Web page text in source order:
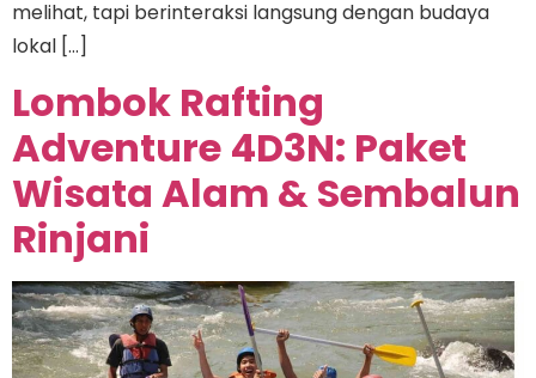
melihat, tapi berinteraksi langsung dengan budaya
lokal […]
Lombok Rafting
Adventure 4D3N: Paket
Wisata Alam & Sembalun
Rinjani